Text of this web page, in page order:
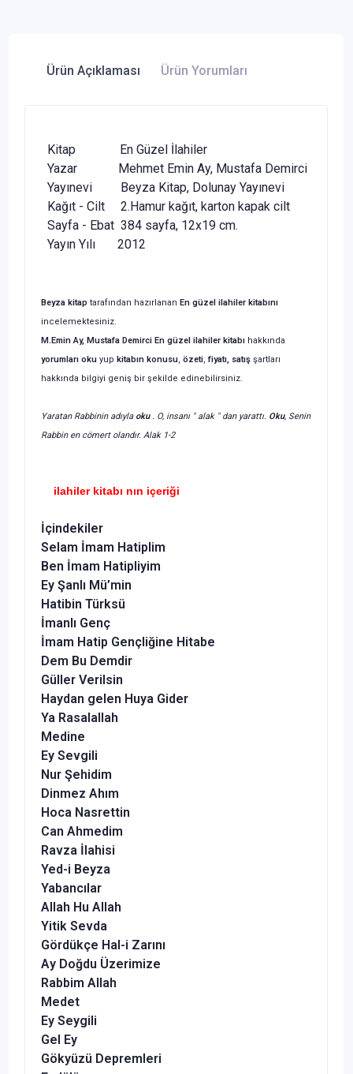
Ürün Açıklaması Ürün Yorumları
Kitap En Güzel İlahiler
Yazar Mehmet Emin Ay, Mustafa Demirci
Yayınevi Beyza Kitap, Dolunay Yayınevi
Kağıt - Cilt 2.Hamur kağıt, karton kapak cilt
Sayfa - Ebat 384 sayfa, 12x19 cm.
Yayın Yılı 2012
Beyza kitap tarafından hazırlanan En güzel ilahiler kitabını
incelemektesiniz.
M.Emin Ay, Mustafa Demirci En güzel ilahiler kitabı hakkında
yorumları oku yup kitabın konusu, özeti,fiyatı, satış şartları
hakkında bilgiyi geniş bir şekilde edinebilirsiniz.
Yaratan Rabbinin adıylaoku. O, insanı " alak " dan yarattı. Oku, Senin
Rabbin en cömert olandır. Alak 1-2
ilahiler kitabı nın içeriği
İçindekiler
Selam İmam Hatiplim
Ben İmam Hatipliyim
Ey Şanlı Mü’min
Hatibin Türksü
İmanlı Genç
İmam Hatip Gençliğine Hitabe
Dem Bu Demdir
Güller Verilsin
Haydan gelen Huya Gider
Ya Rasalallah
Medine
Ey Sevgili
Nur Şehidim
Dinmez Ahım
Hoca Nasrettin
Can Ahmedim
Ravza İlahisi
Yed-i Beyza
Yabancılar
Allah Hu Allah
Yitik Sevda
Gördükçe Hal-i Zarını
Ay Doğdu Üzerimize
Rabbim Allah
Medet
Ey Seygili
Gel Ey
Gökyüzü Depremleri